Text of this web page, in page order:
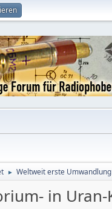
► Weltweit erste
in